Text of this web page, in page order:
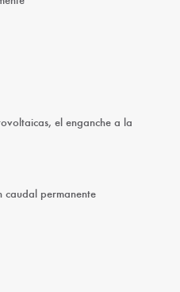
el enganche a la
permanente